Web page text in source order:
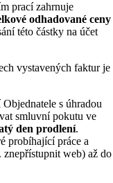
prací zahrnuje
odhadované ceny
této částky na účet
vystavených faktur je
s úhradou
smluvní pokutu ve
den prodlení.
probíhající práce a
web) až do